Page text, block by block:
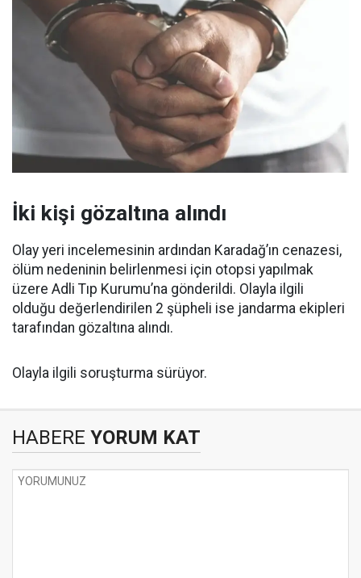
İki kişi gözaltına alındı
Olay yeri incelemesinin ardından Karadağ’ın cenazesi,
ölüm nedeninin belirlenmesi için otopsi yapılmak
üzere Adli Tıp Kurumu’na gönderildi. Olayla ilgili
olduğu değerlendirilen 2 şüpheli ise jandarma ekipleri
tarafından gözaltına alındı.
Olayla ilgili soruşturma sürüyor.
HABERE YORUM KAT